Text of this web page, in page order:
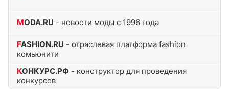
MODA.RU - новости моды с 1996 года
FASHION.RU - отраслевая платформа fashion
комьюнити
КОНКУРС.РФ - конструктор для проведения
конкурсов